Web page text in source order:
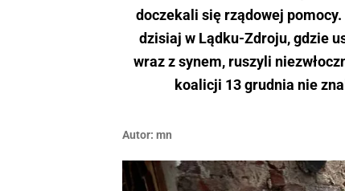
doczekali się rządowej
dzisiaj w Lądku-Zdroju, gdzie
wraz z synem, ruszyli
koalicji 13 grudnia nie
Autor: mn